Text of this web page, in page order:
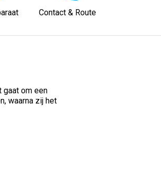
Contact & Route
gaat om een
waarna zij het